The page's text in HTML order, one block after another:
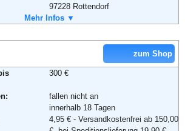
97228 Rottendorf
+49 (0)180 - 6 40 50 40-0
mail@frankonia.de
Blog,AGB
Mehr Infos ▼
zum Shop
300 €
fallen nicht an
innerhalb 18 Tagen
4,95 € - Versandkostenfrei ab 150,00